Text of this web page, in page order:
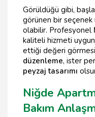
Görüldüğü gibi,
görünen bir
olabilir. Profesyonel
kaliteli hizmeti
ettiği değeri
düzenleme, ister
peyzaj tasarımı
Niğde
Bakım